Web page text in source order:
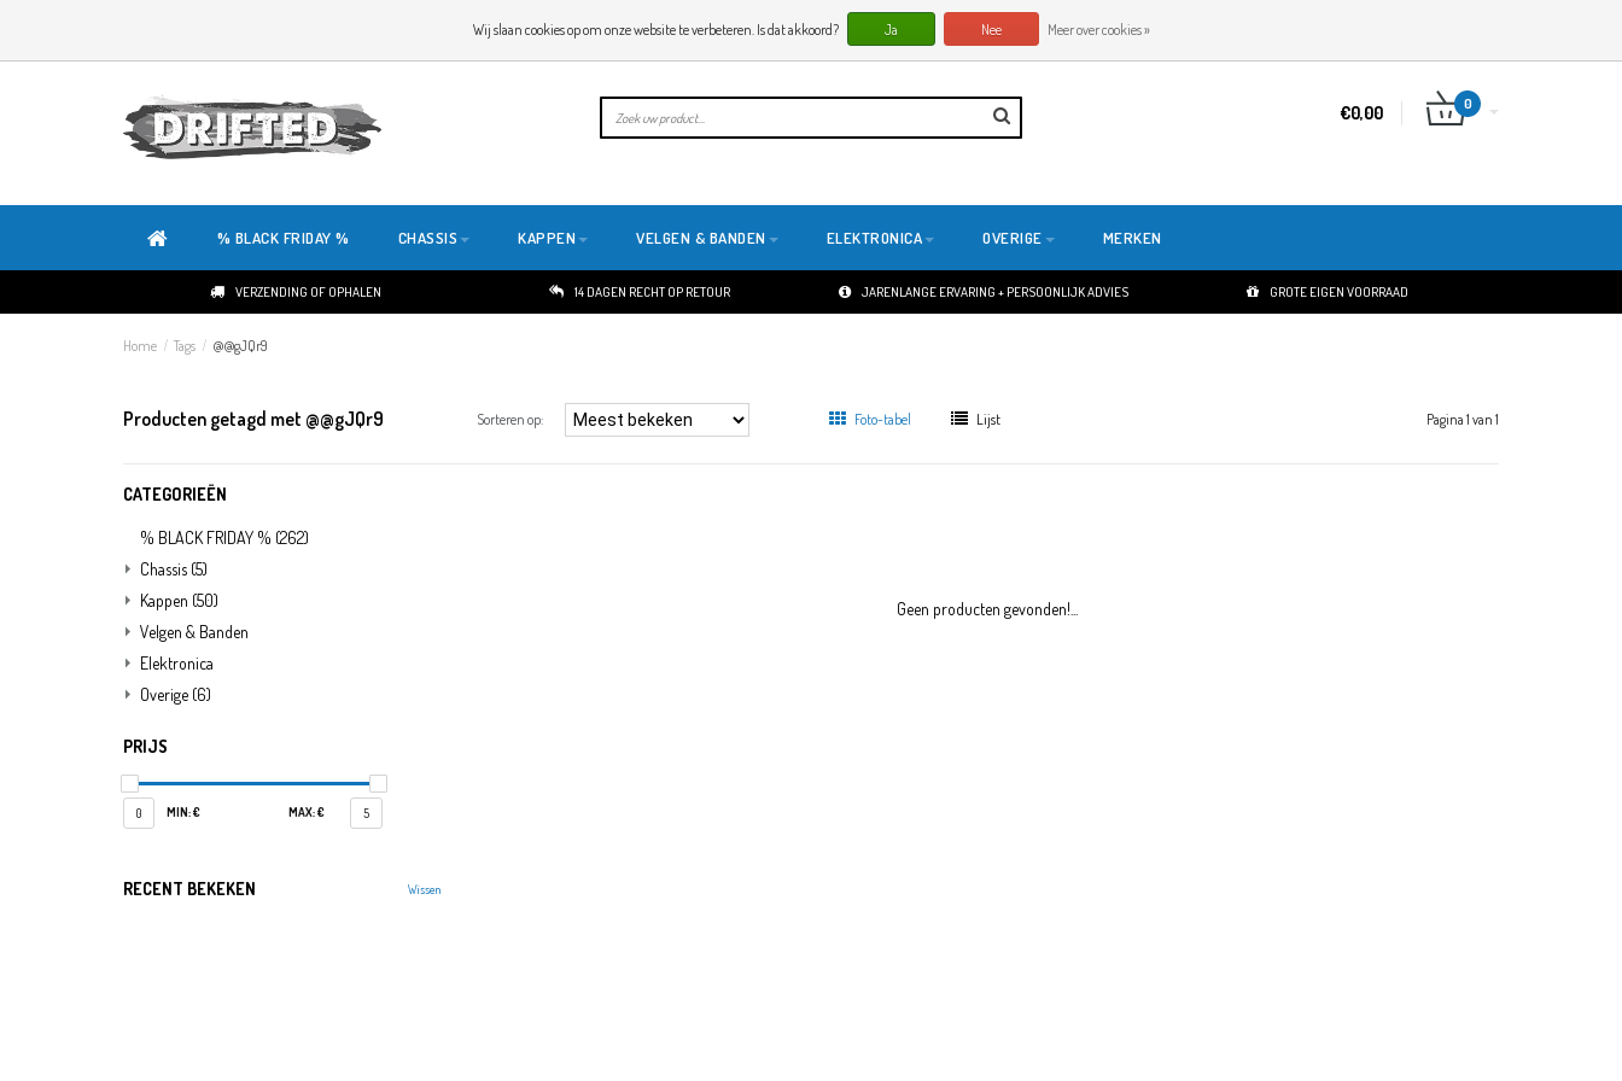
ONZE SITE IS HELEMAAL NIEUW. HEB JE TIPS OF FEEDBACK, KLIK HIER
€0,00 0
% BLACK FRIDAY % CHASSIS KAPPEN VELGEN & BANDEN ELEKTRONICA OVERIGE MERKEN
VERZENDING OF OPHALEN 14 DAGEN RECHT OP RETOUR JARENLANGE ERVARING + PERSOONLIJK ADVIES GROTE EIGEN VOORRAAD
Home / Tags / @@gJQr9
Producten getagd met @@gJQr9 Sorteren op: Foto-tabel Lijst Pagina 1 van 1
CATEGORIEËN
% BLACK FRIDAY % (262)
Chassis (5)
Kappen (50)
Velgen & Banden
Elektronica
Overige (6)
PRIJS
0 MIN: € MAX: € 5
RECENT BEKEKEN Wissen
Geen producten gevonden!...
Wij slaan cookies op om onze website te verbeteren. Is dat akkoord? Ja Nee Meer over cookies »